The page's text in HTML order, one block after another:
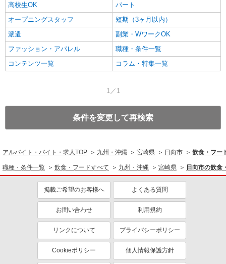
高校生OK
パート
オープニングスタッフ
短期（3ヶ月以内）
派遣
副業・WワークOK
ファッション・アパレル
職種・条件一覧
コンテンツ一覧
コラム・特集一覧
1／1
条件を変更して再検索
アルバイト・バイト・求人TOP 九州・沖縄 宮崎県 日向市 飲食・フー
職種・条件一覧 飲食・フードすべて 九州・沖縄 宮崎県 日向市の飲食
掲載ご希望のお客様へ よくある質問
お問い合わせ 利用規約
リンクについて プライバシーポリシー
Cookieポリシー 個人情報保護方針